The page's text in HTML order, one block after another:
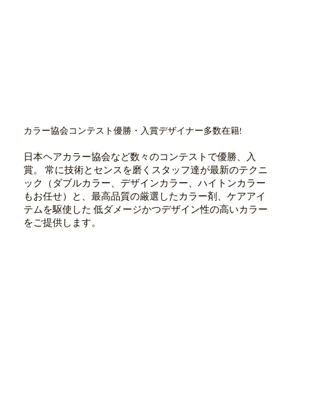
カラー協会コンテスト優勝・入賞デザイナー多数在籍!
日本ヘアカラー協会など数々のコンテストで優勝、入
賞。 常に技術とセンスを磨くスタッフ達が最新のテクニ
ック（ダブルカラー、デザインカラー、ハイトンカラー
もお任せ）と、最高品質の厳選したカラー剤、ケアアイ
テムを駆使した 低ダメージかつデザイン性の高いカラー
をご提供します。